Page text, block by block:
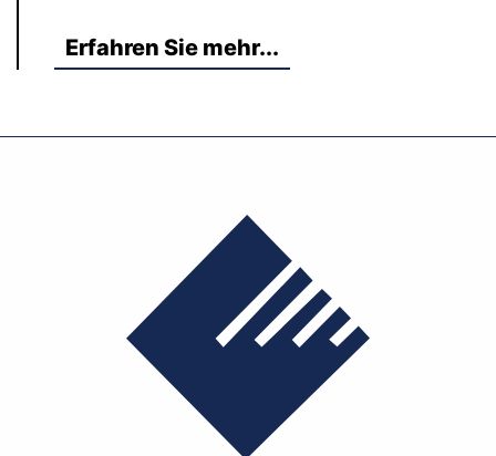
Erfahren Sie mehr...